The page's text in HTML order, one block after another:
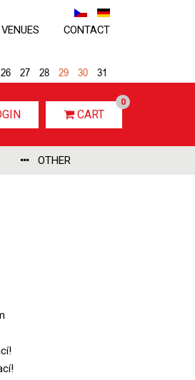
VENUES CONTACT
CART
0
26 27 28 29 30 31
OTHER